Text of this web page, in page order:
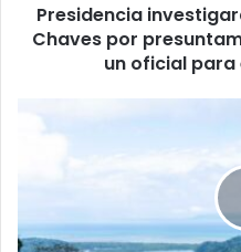
presuntamente
intentar
Presidencia
Chaves por
un oficial
naturaleza!
Campaña